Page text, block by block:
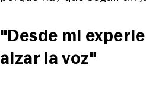
"Desde mi
alzar la voz"